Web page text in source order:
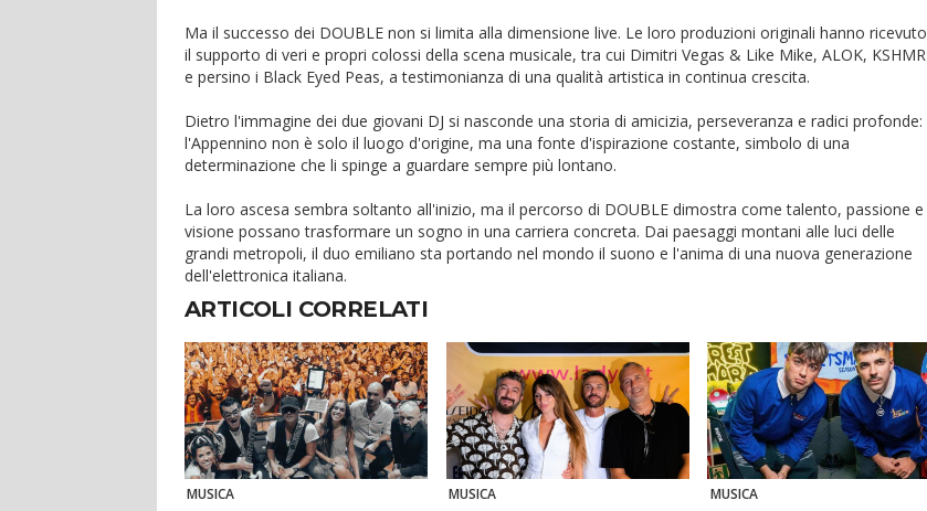
Ma il successo dei DOUBLE non si limita alla dimensione live. Le loro produzioni originali hanno ricevuto
il supporto di veri e propri colossi della scena musicale, tra cui Dimitri Vegas & Like Mike, ALOK, KSHMR
e persino i Black Eyed Peas, a testimonianza di una qualità artistica in continua crescita.
Dietro l'immagine dei due giovani DJ si nasconde una storia di amicizia, perseveranza e radici profonde:
l'Appennino non è solo il luogo d'origine, ma una fonte d'ispirazione costante, simbolo di una
determinazione che li spinge a guardare sempre più lontano.
La loro ascesa sembra soltanto all'inizio, ma il percorso di DOUBLE dimostra come talento, passione e
visione possano trasformare un sogno in una carriera concreta. Dai paesaggi montani alle luci delle
grandi metropoli, il duo emiliano sta portando nel mondo il suono e l'anima di una nuova generazione
dell'elettronica italiana.
ARTICOLI CORRELATI
MUSICA MUSICA MUSICA